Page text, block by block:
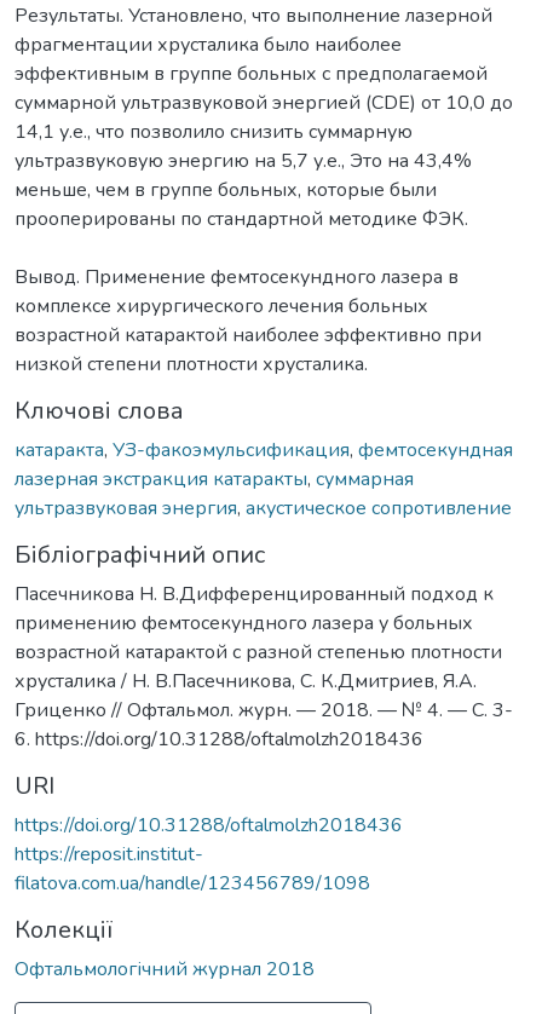
Результаты. Установлено, что выполнение лазерной
фрагментации хрусталика было наиболее
эффективным в группе больных с предполагаемой
суммарной ультразвуковой энергией (CDE) от 10,0 до
14,1 у.е., что позволило снизить суммарную
ультразвуковую энергию на 5,7 у.е., Это на 43,4%
меньше, чем в группе больных, которые были
прооперированы по стандартной методике ФЭК.
Вывод. Применение фемтосекундного лазера в
комплексе хирургического лечения больных
возрастной катарактой наиболее эффективно при
низкой степени плотности хрусталика.
Ключові слова
катаракта, УЗ-факоэмульсификация, фемтосекундная
лазерная экстракция катаракты, суммарная
ультразвуковая энергия, акустическое сопротивление
Бібліографічний опис
Пасечникова Н. В.Дифференцированный подход к
применению фемтосекундного лазера у больных
возрастной катарактой с разной степенью плотности
хрусталика / Н. В.Пасечникова, С. К.Дмитриев, Я.А.
Гриценко // Офтальмол. журн. — 2018. — № 4. — С. 3-
6. https://doi.org/10.31288/oftalmolzh2018436
URI
https://doi.org/10.31288/oftalmolzh2018436
https://reposit.institut-
filatova.com.ua/handle/123456789/1098
Колекції
Офтальмологічний журнал 2018